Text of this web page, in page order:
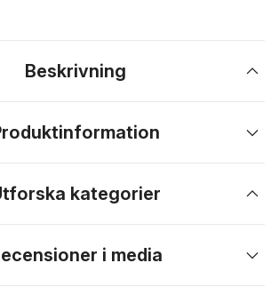
Beskrivning
kategorier
i media